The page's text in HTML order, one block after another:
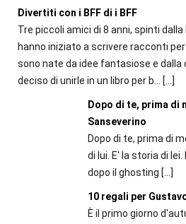
Divertiti con i BFF di i BFF
Tre piccoli amici di 8 anni, spinti
hanno iniziato a scrivere racconti
sono nate da idee fantasiose e dalla
deciso di unirle in un libro per b... […]
Dopo di te, prima di
Sanseverino
Dopo di te, prima di
di lui. E' la storia di
dopo il ghosting […]
10 regali per
È il primo giorno